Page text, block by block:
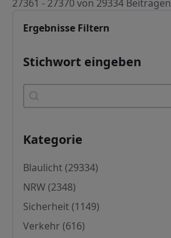
27361 - 27370 von 29334 Beiträgen
Ergebnisse Filtern
Stichwort eingeben
Stichwort eingeben
Stichwort eingeben
Kategorie
Kategorie
Blaulicht(29334)
NRW(2348)
Sicherheit(1149)
Verkehr (616)